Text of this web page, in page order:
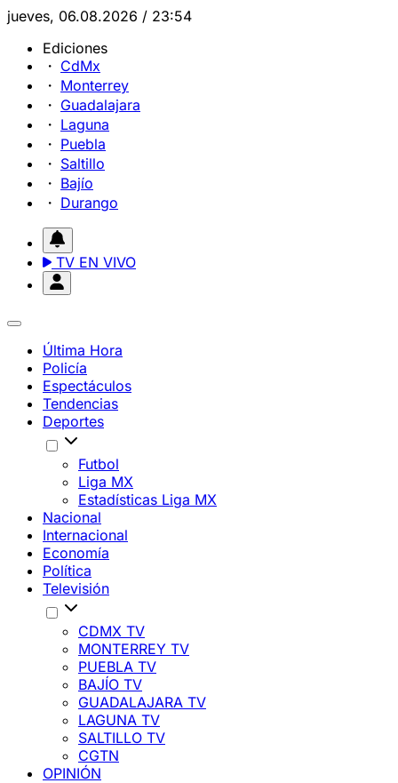
jueves, 06.08.2026 / 23:54
Ediciones
CdMx
Monterrey
Guadalajara
Laguna
Puebla
Saltillo
Bajío
Durango
TV EN VIVO
Última Hora
Policía
Espectáculos
Tendencias
Deportes
Futbol
Liga MX
Estadísticas Liga MX
Nacional
Internacional
Economía
Política
Televisión
CDMX TV
MONTERREY TV
PUEBLA TV
BAJÍO TV
GUADALAJARA TV
LAGUNA TV
SALTILLO TV
CGTN
OPINIÓN